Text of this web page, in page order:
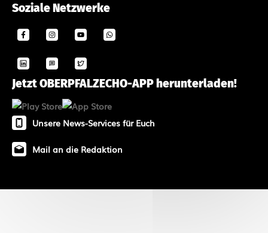
Soziale Netzwerke
Jetzt OBERPFALZECHO-APP herunterladen!
Unsere News-Services für Euch
Mail an die Redaktion